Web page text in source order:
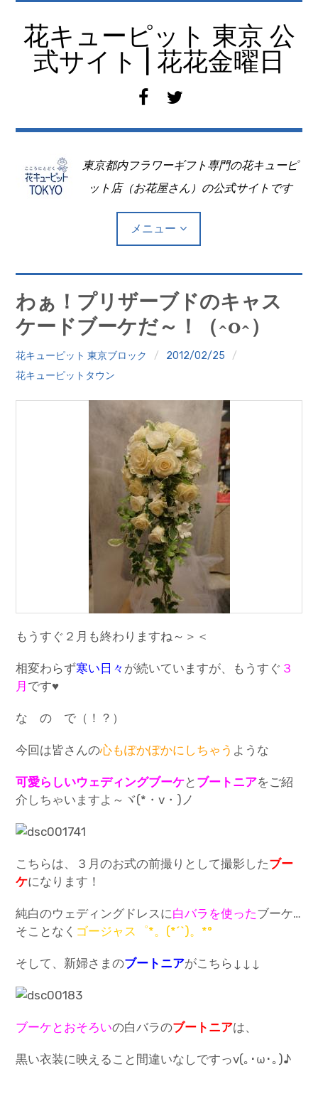
花キューピット 東京 公
式サイト | 花花金曜日
f
c
b
o
k
i
t
e
東京都内フラワーギフト専門の花キューピ
ット店（お花屋さん）の公式サイトです
メニュー
Top
クイズ
プランター寄贈
花キューピットタウン
わぁ！プリザーブドのキャス
ケードブーケだ～！（^o^）
花キューピット 東京ブロック
2012/02/25
花キューピットタウン
もうすぐ２月も終わりますね～＞＜
相変わらず寒い日々 が続いていますが、もうすぐ ３
月 です♥
な の で（！？）
今回は皆さんの心もぽかぽかにしち ゃう ような
可愛らしいウェディングブーケと ブートニアをご紹
介しちゃいますよ～ヾ(*・v・)ノ
こちらは、３月のお式の前撮りとして撮影したブー
ケになります！
純白のウェディングドレスに白バラを使ったブーケ…
そことなく ゴージャス゜*。(*´`)。*°
そして、新婦さまのブートニアがこちら↓↓↓
ブーケとおそろいの白バラのブートニアは、
黒い衣装に映えること間違いなしですっv(｡･ω･｡)♪